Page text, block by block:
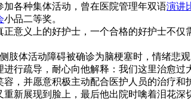
各种集体活动，曾在医院管理年双语演讲
小品二等奖。
意义上的好护士，一个合格的好护士不
肢体活动障碍被确诊为脑梗塞时，情绪悲
行疏导，耐心向他解释：我们这里治愈
，并愿意积极主动配合医护人员的治疗
新展现到脸上，最后他出院时噙着泪花